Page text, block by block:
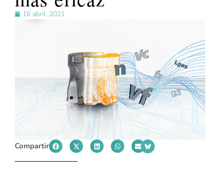
16 abril, 2021
Compartir